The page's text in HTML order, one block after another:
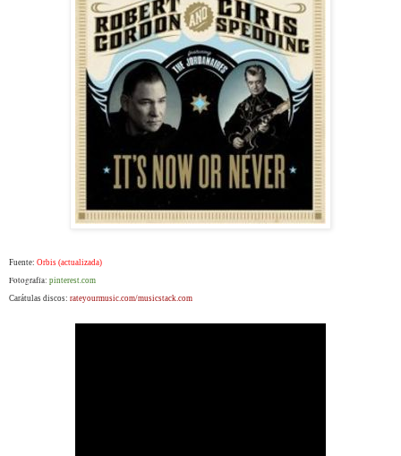
Fuente: Orbis (actualizada)
Fotografía: pinterest.com
Carátulas discos: rateyourmusic.com/musicstack.com